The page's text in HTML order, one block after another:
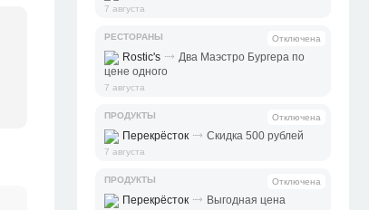
7 августа
РЕСТОРАНЫ Отключена
Rostic's ⤑ Два Маэстро Бургера по
цене одного
7 августа
ПРОДУКТЫ Отключена
Перекрёсток ⤑ Скидка 500 рублей
7 августа
ПРОДУКТЫ Отключена
Перекрёсток ⤑ Выгодная цена